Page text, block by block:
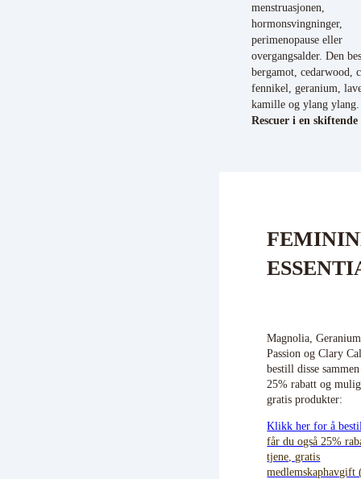
menstruasjonen,
hormonsvingninger,
perimenopause eller
overgangsalder. Den
bergamot, cedarwood,
fennikel, geranium,
kamille og ylang
Rescuer i en skiftende
Magnolia,
Passion og Clary
bestill disse
25% rabatt og
gratis produkter:
Klikk her for å
får du også 25%
tjene, gratis
medlemskaphavgift